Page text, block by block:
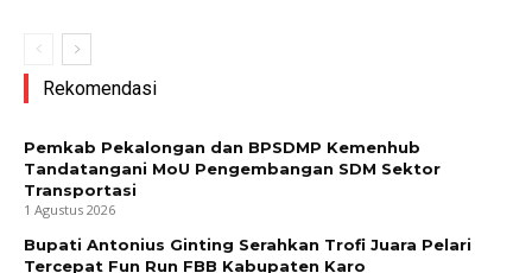
Rekomendasi
Pemkab Pekalongan dan BPSDMP Kemenhub
Tandatangani MoU Pengembangan SDM Sektor
Transportasi
1 Agustus 2026
Bupati Antonius Ginting Serahkan Trofi Juara Pelari
Tercepat Fun Run FBB Kabupaten Karo